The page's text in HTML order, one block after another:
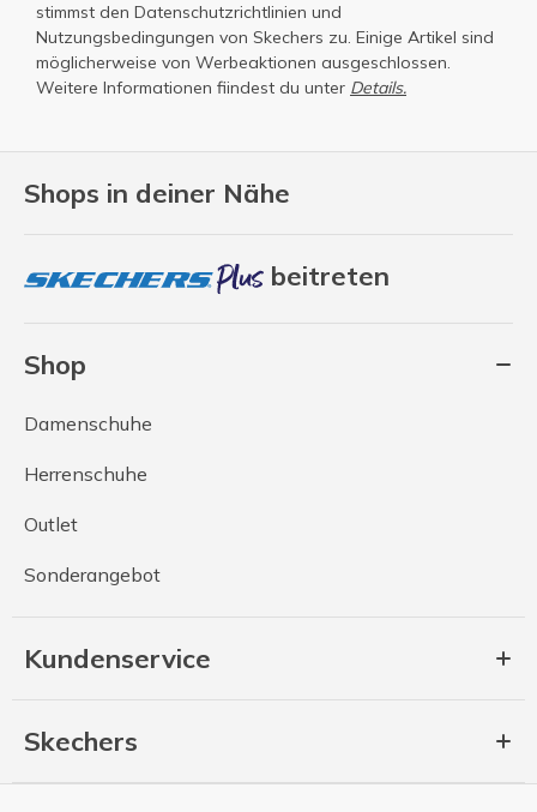
Shops in deiner Nähe
beitreten
Shop
Damenschuhe
Herrenschuhe
Outlet
Sonderangebot
Kundenservice
Skechers
stimmst den Datenschutzrichtlinien und
Nutzungsbedingungen von Skechers zu. Einige Artikel sind
möglicherweise von Werbeaktionen ausgeschlossen.
Weitere Informationen fiindest du unter Details.